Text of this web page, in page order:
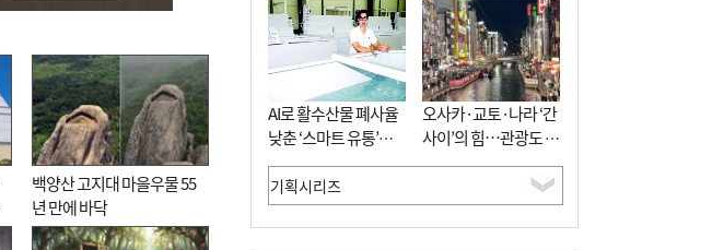
백양산 고지대 마을우물 55
년 만에 바닥
AI로 활수산물 폐사율
낮춘 ‘스마트 유통’…
사막·산악지대 수출
도전
오사카·교토·나라 ‘간
사이’의 힘…관광도 뭉
쳐야 흥한다